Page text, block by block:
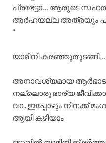
പ്രഭേട്ടാ… ആരുടെ
അർഹയല്ല അത്രയും
”
യാമിനി
അനാവശ്യമായ
നല്ലൊരു ഭാര്യ
വാ.. ഇപ്പോഴും നിനക്ക്
ആയി കഴിയാം